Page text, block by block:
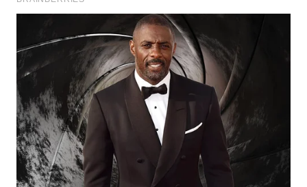
TAPANULI
WN DELI
SERDANG
WN
TEBING
TINGGI